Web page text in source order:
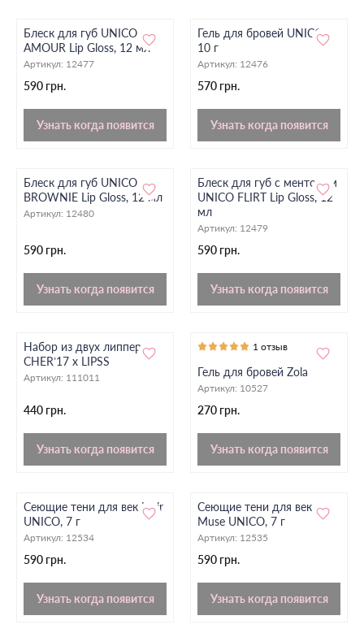
Блеск для губ UNICO
AMOUR Lip Gloss, 12 мл
Артикул: 12477
590 грн.
Узнать когда появится
Гель для бровей UNICO,
10 г
Артикул: 12476
570 грн.
Узнать когда появится
Блеск для губ UNICO
BROWNIE Lip Gloss, 12 мл
Артикул: 12480
590 грн.
Узнать когда появится
Блеск для губ с ментолом
UNICO FLIRT Lip Gloss, 12
мл
Артикул: 12479
590 грн.
Узнать когда появится
Набор из двух липперов
CHER’17 x LIPSS
Артикул: 111011
440 грн.
Узнать когда появится
1 отзыв
Гель для бровей Zola
Артикул: 10527
270 грн.
Узнать когда появится
Cеющие тени для век Noir
UNICO, 7 г
Артикул: 12534
590 грн.
Узнать когда появится
Cеющие тени для век
Muse UNICO, 7 г
Артикул: 12535
590 грн.
Узнать когда появится